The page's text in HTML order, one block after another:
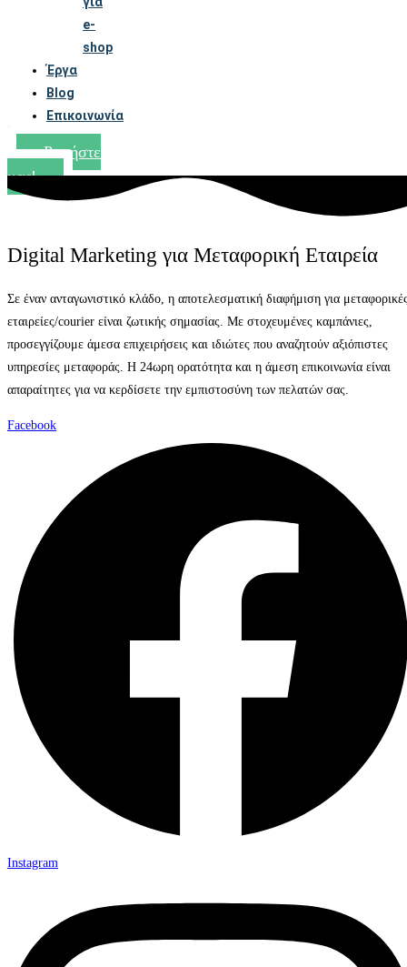
e-
shop
Έργα
Blog
Επικοινωνία
Ρωτήστε
μας!
Digital Marketing για Μεταφορική Εταιρεία
Σε έναν ανταγωνιστικό κλάδο, η αποτελεσματική διαφήμιση για
εταιρείες/courier είναι ζωτικής σημασίας. Με στοχευμένες καμπάνιες,
προσεγγίζουμε άμεσα επιχειρήσεις και ιδιώτες που αναζητούν αξιόπιστες
υπηρεσίες μεταφοράς. Η 24ωρη ορατότητα και η άμεση επικοινωνία είναι
απαραίτητες για να κερδίσετε την εμπιστοσύνη των πελατών σας.
Facebook
Instagram